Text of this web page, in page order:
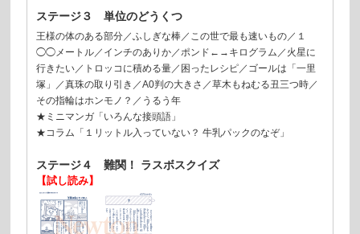
ステージ３ 単位のどうくつ
王様の体のある部分／ふしぎな棒／この世で最も速いもの／１
◯◯メートル／インチのありか／ポンド←→キログラム／火星に
行きたい／トロッコに積める量／困ったレシピ／ゴールは「一里
塚」／真珠の取り引き／A0判の大きさ／草木もねむる丑三つ時／
その指輪はホンモノ？／うるう年
★ミニマンガ「いろんな接頭語」
★コラム「１リットル入っていない？ 牛乳パックのなぞ」
ステージ４ 難関！ ラスボスクイズ
【試し読み】